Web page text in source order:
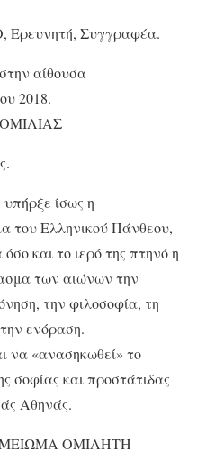
Συγγραφέα.
αίθουσα
2018.
ίσως η
του Ελληνικού Πάνθεου,
και το ιερό της πτηνό η
των αιώνων την
την φιλοσοφία, τη
ενόραση.
να «ανασηκωθεί» το
σοφίας και προστάτιδας
Αθηνάς.
ΟΜΙΛΗΤΗ